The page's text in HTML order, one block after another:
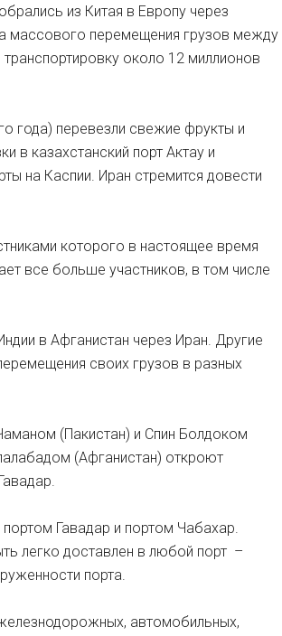
из Китая в Европу через
массового перемещения грузов между
около 12 миллионов
года) перевезли свежие фрукты и
в казахстанский порт Актау и
на Каспии. Иран стремится довести
которого в настоящее время
все больше участников, в том числе
в Афганистан через Иран. Другие
своих грузов в разных
(Пакистан) и Спин Болдоком
(Афганистан) откроют
Гавадар и портом Чабахар.
легко доставлен в любой порт –
порта.
автомобильных,